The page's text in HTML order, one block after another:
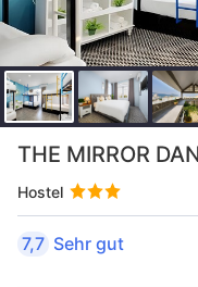
THE MIRROR
Hostel
7,7 Sehr gut